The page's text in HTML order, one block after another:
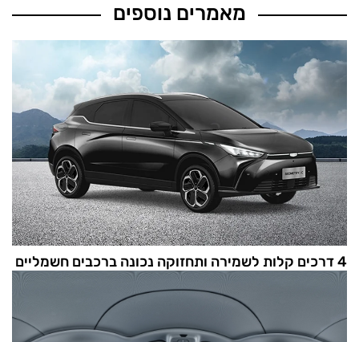
מאמרים נוספים
4 דרכים קלות לשמירה ותחזוקה נכונה ברכבים חשמליים